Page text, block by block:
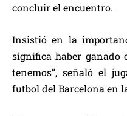
concluir el encuentro.
Insistió en la
significa haber ganado
tenemos”, señaló el
futbol del Barcelona en